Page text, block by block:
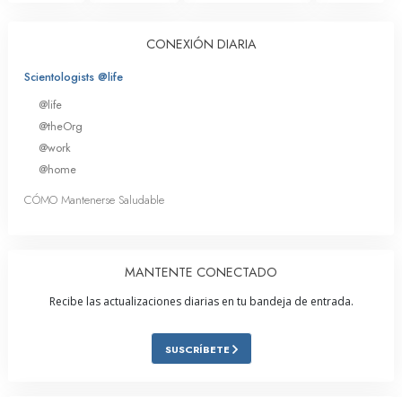
CONEXIÓN DIARIA
Scientologists @life
@life
@theOrg
@work
@home
CÓMO Mantenerse Saludable
MANTENTE CONECTADO
Recibe las actualizaciones diarias en tu bandeja de entrada.
SUSCRÍBETE